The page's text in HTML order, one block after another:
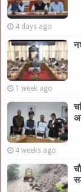
4 days ago
1 week ago
4 weeks ago